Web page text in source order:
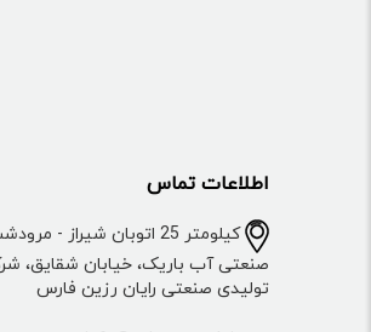
اطلاعات تماس
کیلومتر 25 اتوبان شیراز -
صنعتی آب باریک، خیابان شقایق،
تولیدی صنعتی رایان رزین فارس